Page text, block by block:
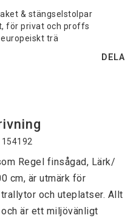
& stängselstolpar
för privat och proffs
trä
DELA
Regel finsågad, Lärk/
cm, är utmärk för
och uteplatser. Allt
är ett miljövänligt